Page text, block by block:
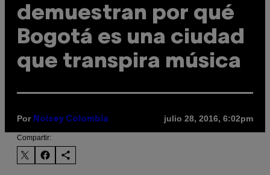
demuestran por qué
Bogotá es una ciudad
que transpira música
Por Noisey Colombia julio 28, 2016, 6:02pm
Compartir: